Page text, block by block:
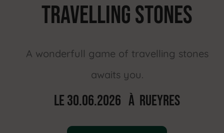
TRAVELLING STONES
A wonderfull game of travelling stones
awaits you.
Le 30.06.2026 À Rueyres